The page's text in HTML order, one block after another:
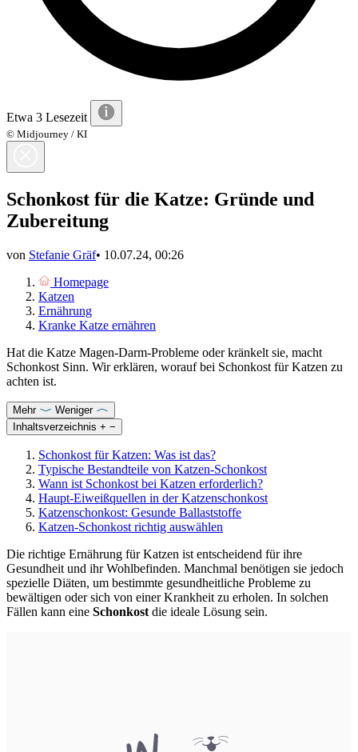
Etwa 3 Lesezeit
© Midjourney / KI
Schonkost für die Katze: Gründe und
Zubereitung
von Stefanie Gräf• 10.07.24, 00:26
Homepage
Katzen
Ernährung
Kranke Katze ernähren
Hat die Katze Magen-Darm-Probleme oder kränkelt sie, macht
Schonkost Sinn. Wir erklären, worauf bei Schonkost für Katzen zu
achten ist.
Mehr
Weniger
Inhaltsverzeichnis + −
Schonkost für Katzen: Was ist das?
Typische Bestandteile von Katzen-Schonkost
Wann ist Schonkost bei Katzen erforderlich?
Haupt-Eiweißquellen in der Katzenschonkost
Katzenschonkost: Gesunde Ballaststoffe
Katzen-Schonkost richtig auswählen
Die richtige Ernährung für Katzen ist entscheidend für ihre
Gesundheit und ihr Wohlbefinden. Manchmal benötigen sie jedoch
spezielle Diäten, um bestimmte gesundheitliche Probleme zu
bewältigen oder sich von einer Krankheit zu erholen. In solchen
Fällen kann eine Schonkost die ideale Lösung sein.